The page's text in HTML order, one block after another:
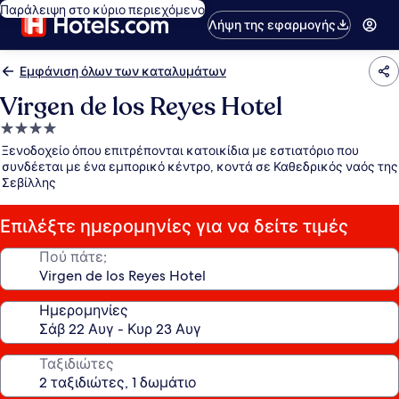
Παράλειψη στο κύριο περιεχόμενο
Λήψη της εφαρμογής
Εμφάνιση όλων των καταλυμάτων
Virgen de los Reyes Hotel
Κατάλυμα
με
4.0
αστέρια
Ξενοδοχείο όπου επιτρέπονται κατοικίδια με εστιατόριο που
συνδέεται με ένα εμπορικό κέντρο, κοντά σε Καθεδρικός ναός της
Σεβίλλης
Επιλέξτε ημερομηνίες για να δείτε τιμές
Πού πάτε;
Ημερομηνίες
Ταξιδιώτες